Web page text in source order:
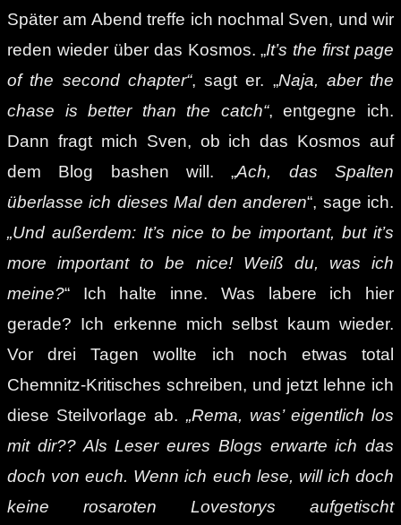
Später am Abend treffe ich nochmal Sven, und wir
reden wieder über das Kosmos. „It’s the first page
of the second chapter“, sagt er. „Naja, aber the
chase is better than the catch“, entgegne ich.
Dann fragt mich Sven, ob ich das Kosmos auf
dem Blog bashen will. „Ach, das Spalten
überlasse ich dieses Mal den anderen“, sage ich.
„Und außerdem: It’s nice to be important, but it’s
more important to be nice! Weiß du, was ich
meine?“ Ich halte inne. Was labere ich hier
gerade? Ich erkenne mich selbst kaum wieder.
Vor drei Tagen wollte ich noch etwas total
Chemnitz-Kritisches schreiben, und jetzt lehne ich
diese Steilvorlage ab. „Rema, was’ eigentlich los
mit dir?? Als Leser eures Blogs erwarte ich das
doch von euch. Wenn ich euch lese, will ich doch
keine rosaroten Lovestorys aufgetischt